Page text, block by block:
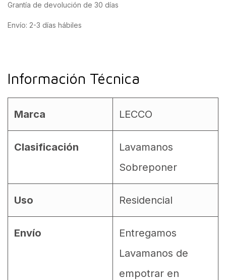
Grantía de devolución de 30 días
Envío: 2-3 días hábiles
Información Técnica
Marca LECCO
Clasificación
Lavamanos
Sobreponer
Uso Residencial
Envío
Entregamos
Lavamanos de
empotrar en